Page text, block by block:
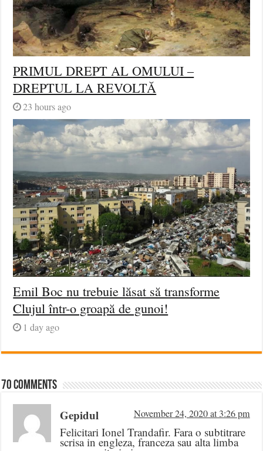
PRIMUL DREPT AL OMULUI –
DREPTUL LA REVOLTĂ
23 hours ago
Emil Boc nu trebuie lăsat să transforme
Clujul într-o groapă de gunoi!
1 day ago
70 comments
Gepidul November 24, 2020 at 3:26 pm
Felicitari Ionel Trandafir. Fara o subtitrare
scrisa in engleza, franceza sau alta limba